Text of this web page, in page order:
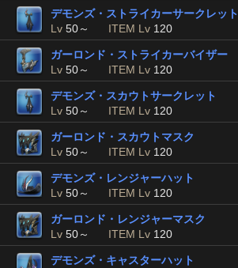
デモンズ・ストライカーサークレット
Lv 50～ ITEM Lv 120
ガーロンド・ストライカーバイザー
Lv 50～ ITEM Lv 120
デモンズ・スカウトサークレット
Lv 50～ ITEM Lv 120
ガーロンド・スカウトマスク
Lv 50～ ITEM Lv 120
デモンズ・レンジャーハット
Lv 50～ ITEM Lv 120
ガーロンド・レンジャーマスク
Lv 50～ ITEM Lv 120
デモンズ・キャスターハット